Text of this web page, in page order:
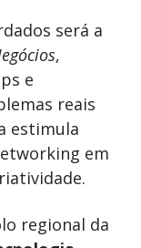
será a
,
e
reais
estimula
em
regional da